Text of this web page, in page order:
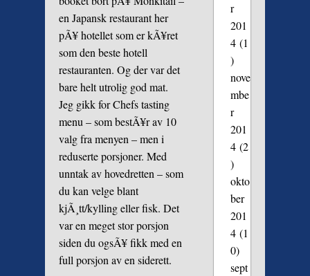
en Japansk restaurant her
pÃ¥ hotellet som er kÃ¥ret
som den beste hotell
restauranten. Og der var det
bare helt utrolig god mat.
Jeg gikk for Chefs tasting
menu – som bestÃ¥r av 10
valg fra menyen – men i
reduserte porsjoner. Med
unntak av hovedretten – som
du kan velge blant
kjÃ¸tt/kylling eller fisk. Det
var en meget stor porsjon
siden du ogsÃ¥ fikk med en
full porsjon av en siderett.
r
201
4(1
)
nove
mbe
r
201
4(2
)
okto
ber
201
4(1
0)
sept